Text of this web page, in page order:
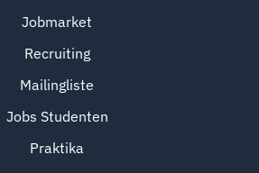
Jobmarket
Recruiting
Mailingliste
Jobs Studenten
Praktika